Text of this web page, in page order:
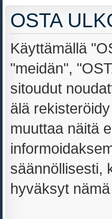
OSTA
Käyttämällä
"meidän",
sitoudut
älä
muuttaa näitä
säännöllisesti,
hyväksyt